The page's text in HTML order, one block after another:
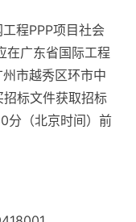
程PPP项目社会
在广东省国际工程
市越秀区环市中
标文件获取招标
分（北京时间）前